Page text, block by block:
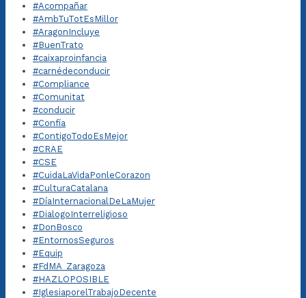
#Acompañar
#AmbTuTotEsMillor
#AragonIncluye
#BuenTrato
#caixaproinfancia
#carnédeconducir
#Compliance
#Comunitat
#conducir
#Confía
#ContigoTodoEsMejor
#CRAE
#CSE
#CuidaLaVidaPonleCorazon
#CulturaCatalana
#DíaInternacionalDeLaMujer
#DialogoInterreligioso
#DonBosco
#EntornosSeguros
#Equip
#FdMA_Zaragoza
#HAZLOPOSIBLE
#IglesiaporelTrabajoDecente